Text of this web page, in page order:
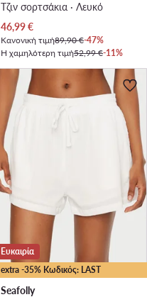
Τζιν σορτσάκια · Λευκό
Τρέχουσα τιμή
46,99€
Κανονική τιμή89,90 €-47%
Η χαμηλότερη τιμή52,99 €-11%
extra -35% Κωδικός: LAST
Ευκαιρία
Seafolly